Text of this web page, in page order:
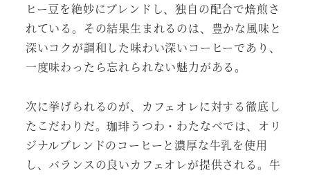
ヒー豆を絶妙にブレンドし、独自の配合で焙煎さ
れている。その結果生まれるのは、豊かな風味と
深いコクが調和した味わい深いコーヒーであり、
一度味わったら忘れられない魅力がある。
次に挙げられるのが、カフェオレに対する徹底し
たこだわりだ。珈琲うつわ・わたなべでは、オリ
ジナルブレンドのコーヒーと濃厚な牛乳を使用
し、バランスの良いカフェオレが提供される。牛